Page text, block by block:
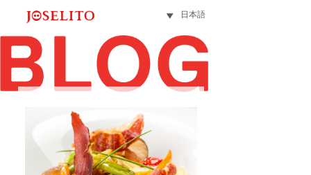
日本語